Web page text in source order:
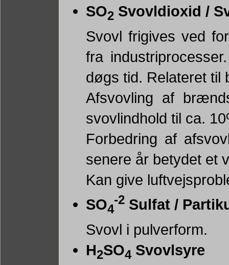
SO2 Svovldioxid /
Svovl frigives ved
fra
døgs tid. Relateret til
Afsvovling af
svovlindhold til ca.
Forbedring af
senere år betydet et
Kan give
SO4
-2 Sulfat /
Svovl i pulverform.
H2SO4 Svovlsyre